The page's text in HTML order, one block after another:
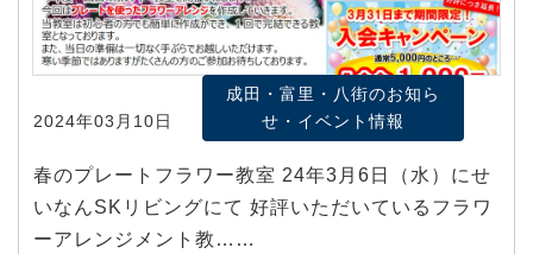
2024年03月10日
成田・富里・八街のお知ら
せ・イベント情報
春のプレートフラワー教室 24年3月6日（水）にせ
いなんSKリビングにて 好評いただいているフラワ
ーアレンジメント教……